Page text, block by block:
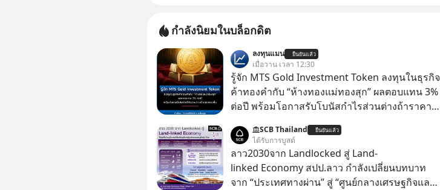
กำลังนิยมในบล็อกดิต
ลงทุนแมน ยืนยันแล้ว
เมื่อวาน เวลา 12:30
รู้จัก MTS Gold Investment Token ลงทุนในธุรกิจ
ค้าทองคำกับ “ห้างทองแม่ทองสุก” ผลตอบแทน 3%
ต่อปี พร้อมโอกาสรับโบนัสกำไรส่วนต่างถ้าราคา
Group กลุ่ม MTS Gold หรือห้างทองแม่ทองสุก อยู่
ในธุรกิจทองคำมานานกว่า 74 ปี ปัจจุบันนับเป็นก
ลุ่มธุรกิจทองคำที่ใหญ่เป็นอันดับ 2 ของไทย ที่มีราย
ได้รวม 3.5 ล้านล้านบาทในปี 2568
SCB Thailand ยืนยันแล้ว
ได้รับการบูสต์
ลาว2030จาก Landlocked สู่ Land-
linked Economy สปป.ลาว กำลังเปลี่ยนบทบาท
จาก “ประเทศทางผ่าน” สู่ “ศูนย์กลางเศรษฐกิจและ